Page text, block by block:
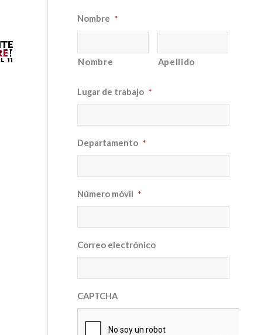
Nombre *
Nombre Apellido
Lugar de trabajo *
Departamento *
Número móvil *
Correo electrónico
CAPTCHA